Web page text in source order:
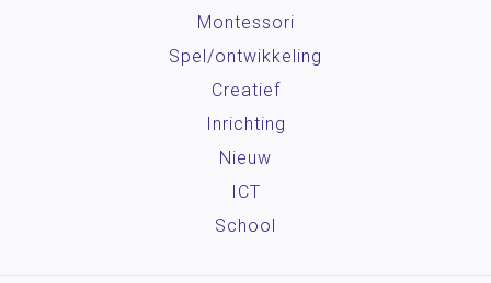
Montessori
Spel/ontwikkeling
Creatief
Inrichting
Nieuw
ICT
School